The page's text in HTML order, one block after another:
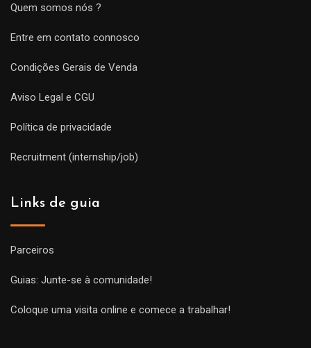
Quem somos nós ?
Entre em contato connosco
Condições Gerais de Venda
Aviso Legal e CGU
Política de privacidade
Recruitment (internship/job)
Links de guia
Parceiros
Guias: Junte-se à comunidade!
Coloque uma visita online e comece a trabalhar!